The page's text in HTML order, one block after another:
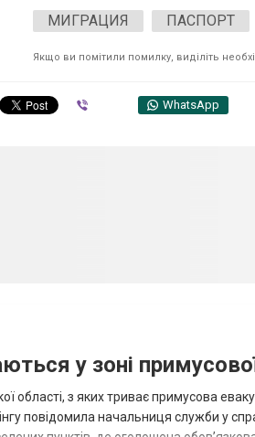
МИГРАЦИЯ
ПАСПОРТ
Якщо ви помітили помилку, виділіть
WhatsApp
у зоні
області, з яких триває примусова
повідомила начальниця служби у